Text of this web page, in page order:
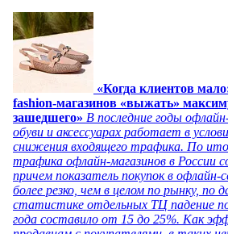
«Когда клиентов
fashion-магазинов «выжать»
зашедшего» В последние годы
обуви и аксессуарах работает в
снижения входящего трафика. По
трафика офлайн-магазинов в России
причем показатель покупок в офлайн-
более резко, чем в целом по рынку, по
статистике отдельных ТЦ падение
года составило от 15 до 25%. Как